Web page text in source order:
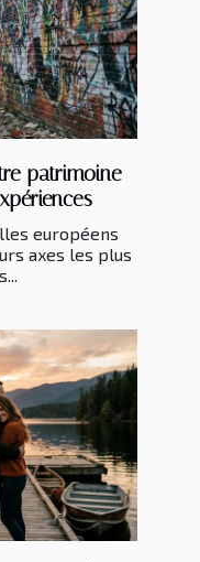
patrimoine
européens
axes les plus